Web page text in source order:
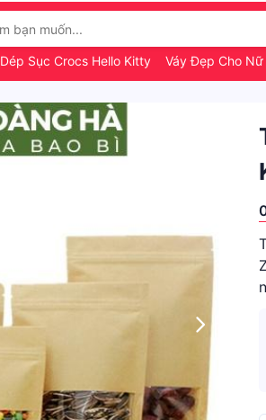
Dép Sục Crocs Hello Kitty Váy Đẹp Cho Nữ